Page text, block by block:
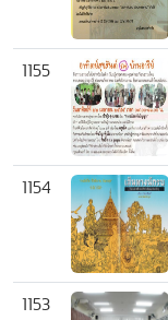
1155
1154
1153